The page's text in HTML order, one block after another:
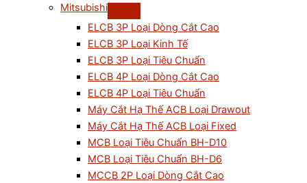
Mitsubishi
ELCB 3P Loại Dòng Cắt Cao
ELCB 3P Loại Kinh Tế
ELCB 3P Loại Tiêu Chuẩn
ELCB 4P Loại Dòng Cắt Cao
ELCB 4P Loại Tiêu Chuẩn
Máy Cắt Hạ Thế ACB Loại Drawout
Máy Cắt Hạ Thế ACB Loại Fixed
MCB Loại Tiêu Chuẩn BH-D10
MCB Loại Tiêu Chuẩn BH-D6
MCCB 2P Loại Dòng Cắt Cao